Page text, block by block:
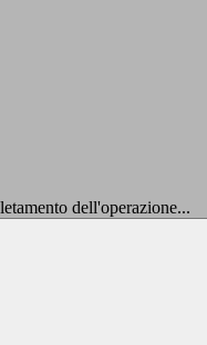
dell'operazione...